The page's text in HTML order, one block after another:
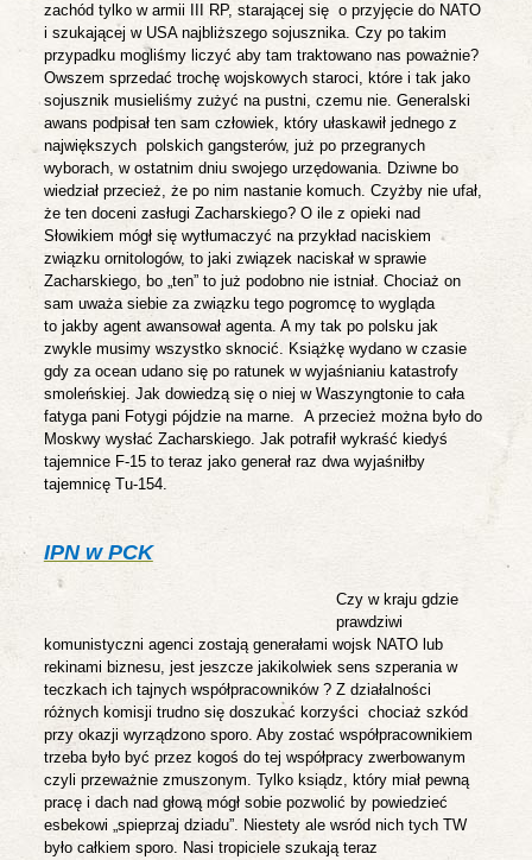
zachód tylko w armii III RP, starającej się o przyjęcie do NATO
i szukającej w USA najbliższego sojusznika. Czy po takim
przypadku mogliśmy liczyć aby tam traktowano nas poważnie?
Owszem sprzedać trochę wojskowych staroci, które i tak jako
sojusznik musieliśmy zużyć na pustni, czemu nie. Generalski
awans podpisał ten sam człowiek, który ułaskawił jednego z
największych polskich gangsterów, już po przegranych
wyborach, w ostatnim dniu swojego urzędowania. Dziwne bo
wiedział przecież, że po nim nastanie komuch. Czyżby nie ufał,
że ten doceni zasługi Zacharskiego? O ile z opieki nad
Słowikiem mógł się wytłumaczyć na przykład naciskiem
związku ornitologów, to jaki związek naciskał w sprawie
Zacharskiego, bo „ten” to już podobno nie istniał. Chociaż on
sam uważa siebie za związku tego pogromcę to wygląda
to jakby agent awansował agenta. A my tak po polsku jak
zwykle musimy wszystko sknocić. Książkę wydano w czasie
gdy za ocean udano się po ratunek w wyjaśnianiu katastrofy
smoleńskiej. Jak dowiedzą się o niej w Waszyngtonie to cała
fatyga pani Fotygi pójdzie na marne. A przecież można było do
Moskwy wysłać Zacharskiego. Jak potrafił wykraść kiedyś
tajemnice F-15 to teraz jako generał raz dwa wyjaśniłby
tajemnicę Tu-154.
IPN w PCK
Czy w kraju gdzie
prawdziwi
komunistyczni agenci zostają generałami wojsk NATO lub
rekinami biznesu, jest jeszcze jakikolwiek sens szperania w
teczkach ich tajnych współpracowników ? Z działalności
różnych komisji trudno się doszukać korzyści chociaż szkód
przy okazji wyrządzono sporo. Aby zostać współpracownikiem
trzeba było być przez kogoś do tej współpracy zwerbowanym
czyli przeważnie zmuszonym. Tylko ksiądz, który miał pewną
pracę i dach nad głową mógł sobie pozwolić by powiedzieć
esbekowi „spieprzaj dziadu”. Niestety ale wsród nich tych TW
było całkiem sporo. Nasi tropiciele szukają teraz